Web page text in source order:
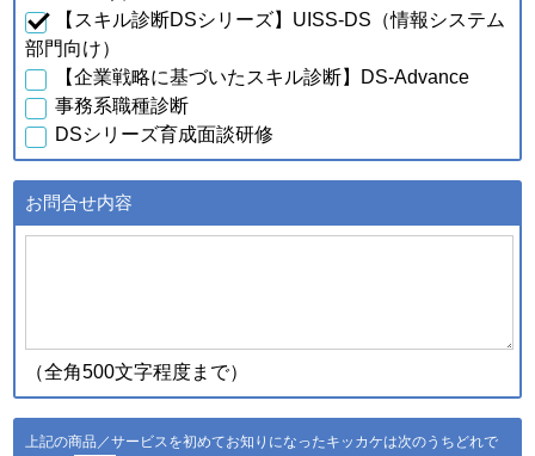
・提供している商品・サービ
トなどをお届けするため
・当フォーラム取扱商品の発
案内のため
用者が診断結果データを利用
として適時スキル診断システ
ｄ．全国スキル調査へのご
断結果は、統計的に処理した
【スキル診断DSシリーズ】UISS-DS（情報システム
部門向け）
【企業戦略に基づいたスキル診断】DS-Advance
事務系職種診断
DSシリーズ育成面談研修
お問合せ内容
（全角500文字程度まで）
上記の商品／サービスを初めてお知りになったキッカケは次のうちどれで